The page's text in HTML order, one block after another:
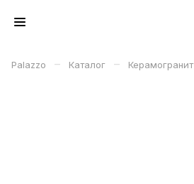
Palazzo – Каталог – Керамогранит